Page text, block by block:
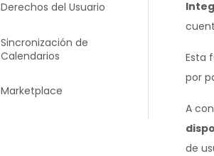
Derechos del Usuario
Sincronización de
Calendarios
Marketplace
Esta
por
A
de